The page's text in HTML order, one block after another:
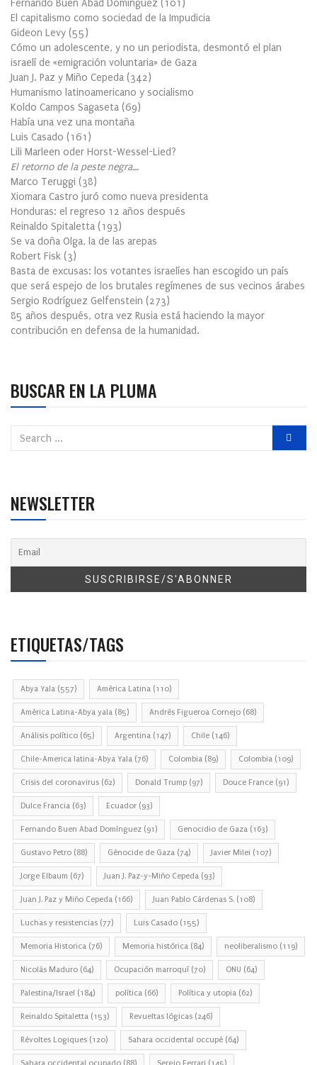
Fernando Buen Abad Domínguez (101 )
El capitalismo como sociedad de la Impudicia
Gideon Levy (55)
Cómo un adolescente, y no un periodista, desmontó el plan
israelí de «emigración voluntaria» de Gaza
Juan J. Paz y Miño Cepeda (342)
Humanismo latinoamericano y socialismo
Koldo Campos Sagaseta (69)
Había una vez una montaña
Luis Casado (161 )
Lili Marleen oder Horst-Wessel-Lied?
El retorno de la peste negra…
Marco Teruggi (38)
Xiomara Castro juró como nueva presidenta
Honduras: el regreso 12 años después
Reinaldo Spitaletta (193)
Se va doña Olga, la de las arepas
Robert Fisk (3)
Basta de excusas: los votantes israelíes han escogido un país
que será espejo de los brutales regímenes de sus vecinos árabes
Sergio Rodríguez Gelfenstein (273)
85 años después, otra vez Rusia está haciendo la mayor
contribución en defensa de la humanidad.
BUSCAR EN LA PLUMA
NEWSLETTER
ETIQUETAS/TAGS
Abya Yala (557) América Latina (110)
América Latina-Abya yala (85) Andrés Figueroa Cornejo (68)
Análisis político (65) Argentina (147) Chile (146)
Chile-America latina-Abya Yala (76) Colombia (89) Colombia (109)
Crisis del coronavirus (62) Donald Trump (97) Douce France (91)
Dulce Francia (63) Ecuador (93)
Fernando Buen Abad Domínguez (91) Genocidio de Gaza (163)
Gustavo Petro (88) Génocide de Gaza (74) Javier Milei (107)
Jorge Elbaum (67) Juan J. Paz-y-Miño Cepeda (93)
Juan J. Paz y Miño Cepeda (166) Juan Pablo Cárdenas S. (108)
Luchas y resistencias (77) Luis Casado (155)
Memoria Historica (76) Memoria histórica (84) neoliberalismo (119)
Nicolás Maduro (64) Ocupación marroquí (70) ONU (64)
Palestina/Israel (184) política (66) Política y utopia (62)
Reinaldo Spitaletta (153) Revueltas lógicas (246)
Révoltes Logiques (120) Sahara occidental occupé (64)